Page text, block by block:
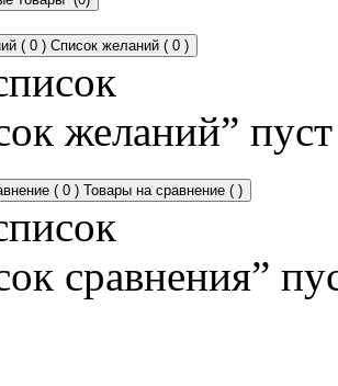
( 0 ) Список желаний ( 0 )
желаний” пуст
( 0 ) Товары на сравнение ( )
сравнения”